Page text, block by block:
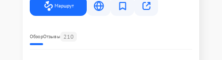
Маршрут
ОбзорОтзывы 210